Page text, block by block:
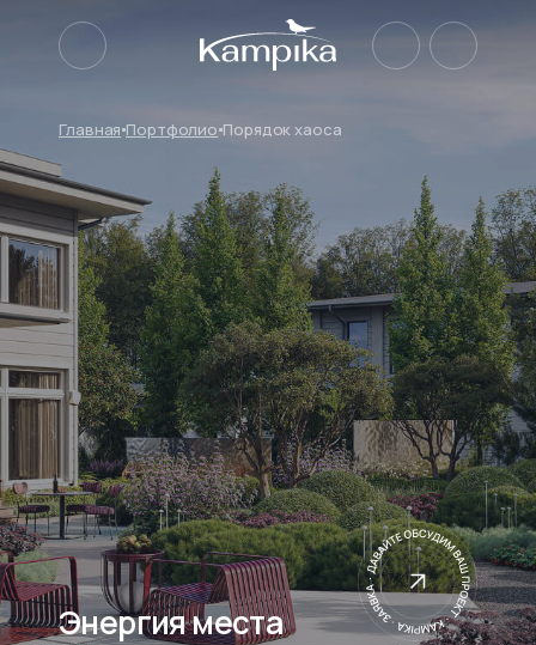
Энергия места
Главная Портфолио Порядок хаоса